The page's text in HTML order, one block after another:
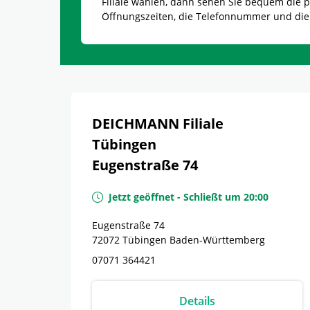
Öffnungszeiten, die Telefonnummer und
DEICHMANN Filiale
Tübingen
Eugenstraße 74
Jetzt geöffnet - Schließt um 20:00
Eugenstraße 74
72072 Tübingen Baden-Württemberg
07071 364421
Details